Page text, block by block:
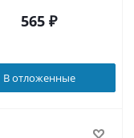
565 ₽
В отложенные